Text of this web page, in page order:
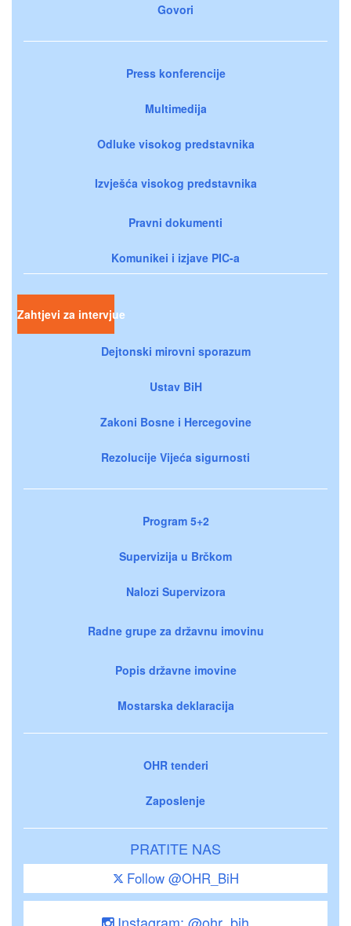
Govori
Press konferencije
Multimedija
Odluke visokog predstavnika
Izvješća visokog predstavnika
Pravni dokumenti
Komunikei i izjave PIC-a
Zahtjevi za intervjue
Dejtonski mirovni sporazum
Ustav BiH
Zakoni Bosne i Hercegovine
Rezolucije Vijeća sigurnosti
Program 5+2
Supervizija u Brčkom
Nalozi Supervizora
Radne grupe za državnu imovinu
Popis državne imovine
Mostarska deklaracija
OHR tenderi
Zaposlenje
PRATITE NAS
Follow @OHR_BiH
Instagram: @ohr_bih